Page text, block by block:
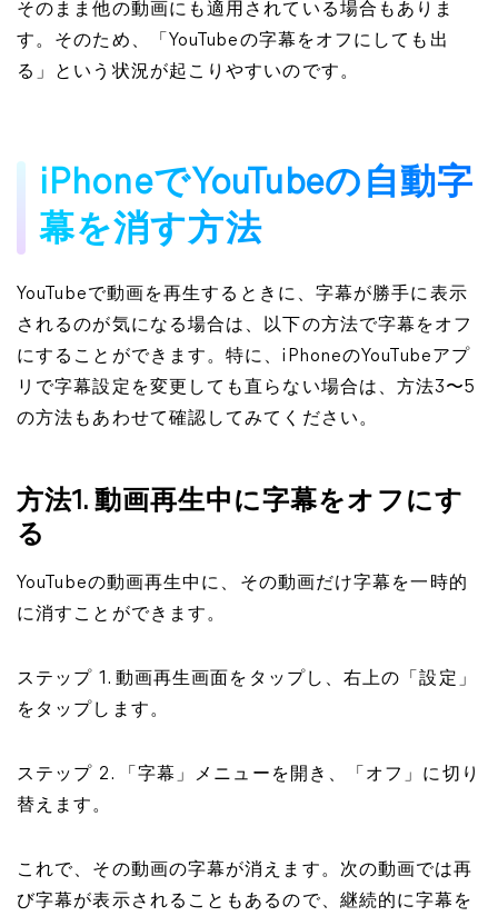
そのまま他の動画にも適用されている場合もありま
す。そのため、「YouTubeの字幕をオフにしても出
る」という状況が起こりやすいのです。
iPhoneでYouTubeの自動字
幕を消す方法
YouTubeで動画を再生するときに、字幕が勝手に表示
されるのが気になる場合は、以下の方法で字幕をオフ
にすることができます。特に、iPhoneのYouTubeアプ
リで字幕設定を変更しても直らない場合は、方法3〜5
の方法もあわせて確認してみてください。
方法1. 動画再生中に字幕をオフにす
る
YouTubeの動画再生中に、その動画だけ字幕を一時的
に消すことができます。
ステップ 1. 動画再生画面をタップし、右上の「設定」
をタップします。
ステップ 2. 「字幕」メニューを開き、「オフ」に切り
替えます。
これで、その動画の字幕が消えます。次の動画では再
び字幕が表示されることもあるので、継続的に字幕を